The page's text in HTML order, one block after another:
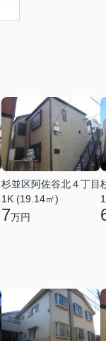
杉並区阿佐谷北４丁目
1K (19.14㎡)
7万円